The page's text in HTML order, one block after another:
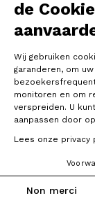
de
Wij gebruiken
garanderen, om
monitoren en om
verspreiden. U
aanpassen door
Lees onze privacy
Non merci
Over
Klantendienst